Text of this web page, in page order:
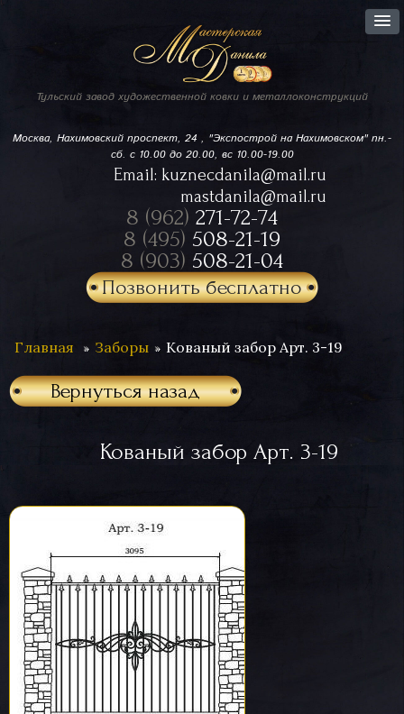
Тульский завод художественной ковки и металлоконструкций
Москва, Нахимовский проспект, 24 , "Экспострой на Нахимовском"пн.-
сб. с 10.00 до 20.00, вс 10.00-19.00
Email: kuznecdanila@mail.ru
mastdanila@mail.ru
8 (962) 271-72-74
8 (495) 508-21-19
8 (903) 508-21-04
Позвонить бесплатно
Главная Заборы Кованый забор Арт. 3-19
Вернуться назад
Кованый забор Арт. 3-19